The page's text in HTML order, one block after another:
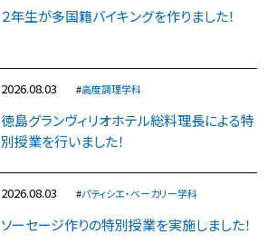
２年生が多国籍バイキングを作りました！
2026.08.03 #高度調理学科
徳島グランヴィリオホテル総料理長による特
別授業を行いました！
2026.08.03 #パティシエ・ベーカリー学科
ソーセージ作りの特別授業を実施しました！